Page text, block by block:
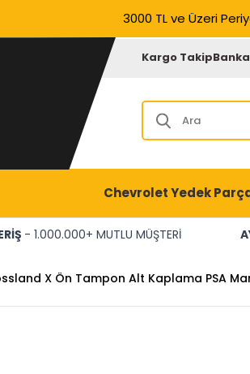
3000 TL ve Üzeri
Kargo Takip
Chevrolet Yedek
- 1.000.000+ MUTLU MÜŞTERİ
X Ön Tampon Alt Kaplama PSA